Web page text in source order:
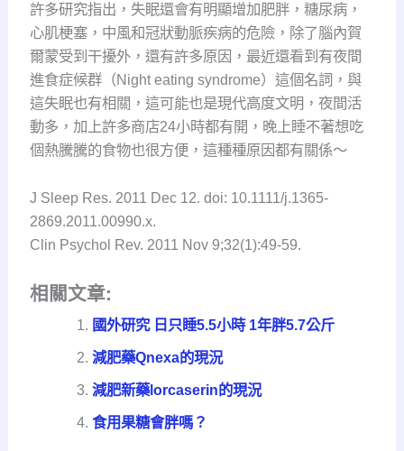
許多研究指出，失眠還會有明顯增加肥胖，糖尿病，
心肌梗塞，中風和冠狀動脈疾病的危險，除了腦內賀
爾蒙受到干擾外，還有許多原因，最近還看到有夜間
進食症候群（Night eating syndrome）這個名詞，與
這失眠也有相關，這可能也是現代高度文明，夜間活
動多，加上許多商店24小時都有開，晚上睡不著想吃
個熱騰騰的食物也很方便，這種種原因都有關係～
J Sleep Res. 2011 Dec 12. doi: 10.1111/j.1365-
2869.2011.00990.x.
Clin Psychol Rev. 2011 Nov 9;32(1):49-59.
相關文章:
國外研究 日只睡5.5小時 1年胖5.7公斤
減肥藥Qnexa的現況
減肥新藥lorcaserin的現況
食用果糖會胖嗎？